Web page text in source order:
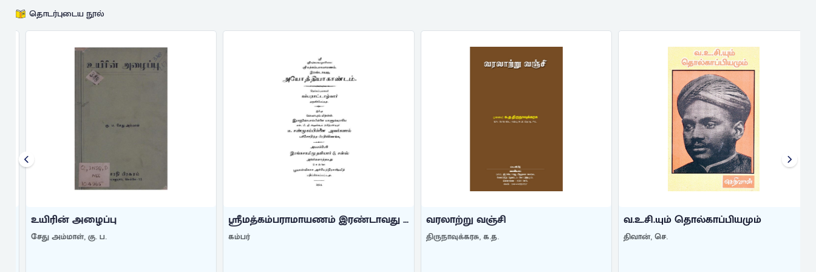
தொடர்புடைய நூல்
உயிரின் அழைப்பு
சேது அம்மாள், கு. ப.
ஸ்ரீமத்கம்பராமாயணம் இரண்டாவது ...
கம்பர்
வரலாற்று வஞ்சி
திருநாவுக்கரசு, க.த.
வ.உ.சி.யும் தொல்காப்பியமும்
திவான், செ.